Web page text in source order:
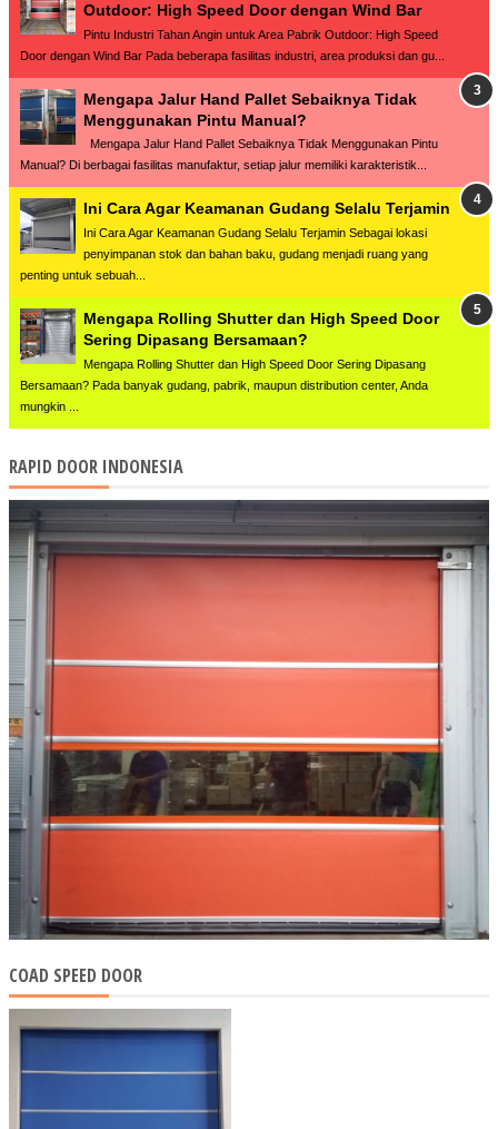
Outdoor: High Speed Door dengan Wind Bar
Pintu Industri Tahan Angin untuk Area Pabrik Outdoor: High Speed
Door dengan Wind Bar Pada beberapa fasilitas industri, area produksi dan gu...
Mengapa Jalur Hand Pallet Sebaiknya Tidak
Menggunakan Pintu Manual?
Mengapa Jalur Hand Pallet Sebaiknya Tidak Menggunakan Pintu
Manual? Di berbagai fasilitas manufaktur, setiap jalur memiliki karakteristik...
Ini Cara Agar Keamanan Gudang Selalu Terjamin
Ini Cara Agar Keamanan Gudang Selalu Terjamin Sebagai lokasi
penyimpanan stok dan bahan baku, gudang menjadi ruang yang
penting untuk sebuah...
Mengapa Rolling Shutter dan High Speed Door
Sering Dipasang Bersamaan?
Mengapa Rolling Shutter dan High Speed Door Sering Dipasang
Bersamaan? Pada banyak gudang, pabrik, maupun distribution center, Anda
mungkin ...
RAPID DOOR INDONESIA
COAD SPEED DOOR